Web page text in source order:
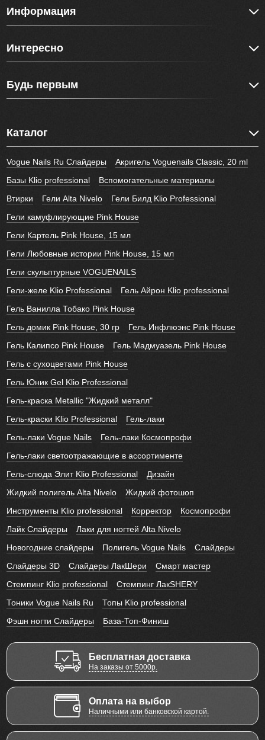
Информация
Интересно
Будь первым
Каталог
Vogue Nails Ru Слайдеры
Акригель Voguenails Classic, 20 ml
Базы Klio professional
Вспомогательные материалы
Втирки
Гели Alta Nivelo
Гели Билд Klio Professional
Гели камуфлирующие Pink House
Гели Картель Pink House, 15 мл
Гели Любовные истории Pink House, 15 мл
Гели скульптурные VOGUENAILS
Гели-желе Klio Professional
Гель Айрон Klio professional
Гель Ванилла Тобако Pink House
Гель домик Pink House, 30 гр
Гель Инфлюэнс Pink House
Гель Калипсо Pink House
Гель Мадмуазель Pink House
Гель с сухоцветами Pink House
Гель Юник Gel Klio Professional
Гель-краска Metallic "Жидкий металл"
Гель-краски Klio Professional
Гель-лаки
Гель-лаки Vogue Nails
Гель-лаки Космопрофи
Гель-лаки светоотражающие в ассортименте
Гель-слюда Элит Klio Professional
Дизайн
Жидкий полигель Alta Nivelo
Жидкий фотошоп
Инструменты Klio professional
Корректор
Космопрофи
Лайк Слайдеры
Лаки для ногтей Alta Nivelo
Новогодние слайдеры
Полигель Vogue Nails
Слайдеры
Слайдеры 3D
Слайдеры ЛакШери
Смарт мастер
Стемпинг Klio professional
Стемпинг ЛакSHERY
Тоники Vogue Nails Ru
Топы Klio professional
Фэшн ногти Слайдеры
База-Топ-Финиш
Бесплатная доставка
На заказы от 5000р.
Оплата на выбор
Наличными или банковской картой.